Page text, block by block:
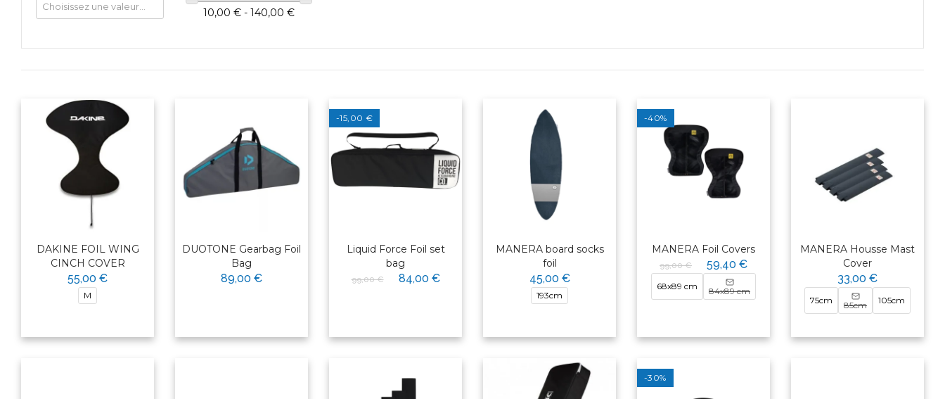
10,00 € - 140,00 €
DAKINE FOIL WING
CINCH COVER
55,00 €
M
DUOTONE Gearbag Foil
Bag
89,00 €
-15,00 €
Liquid Force Foil set
bag
99,00 € 84,00 €
MANERA board socks
foil
45,00 €
193cm
-40%
MANERA Foil Covers
99,00 € 59,40 €
68x89 cm 84x89 cm
MANERA Housse Mast
Cover
33,00 €
75cm 85cm 105cm
-30%